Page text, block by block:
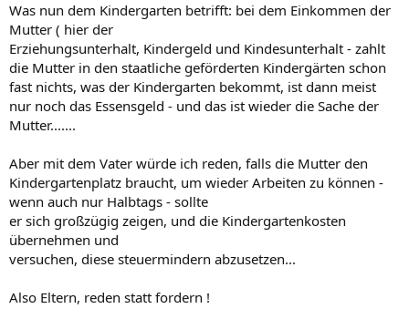
Was nun dem Kindergarten betrifft: bei dem Einkommen der
Mutter ( hier der
Erziehungsunterhalt, Kindergeld und Kindesunterhalt - zahlt
die Mutter in den staatliche geförderten Kindergärten schon
fast nichts, was der Kindergarten bekommt, ist dann meist
nur noch das Essensgeld - und das ist wieder die Sache der
Mutter.......
Aber mit dem Vater würde ich reden, falls die Mutter den
Kindergartenplatz braucht, um wieder Arbeiten zu können -
wenn auch nur Halbtags - sollte
er sich großzügig zeigen, und die Kindergartenkosten
übernehmen und
versuchen, diese steuermindern abzusetzen...
Also Eltern, reden statt fordern !